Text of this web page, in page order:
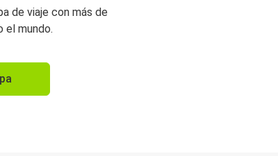
de viaje con más de
el mundo.